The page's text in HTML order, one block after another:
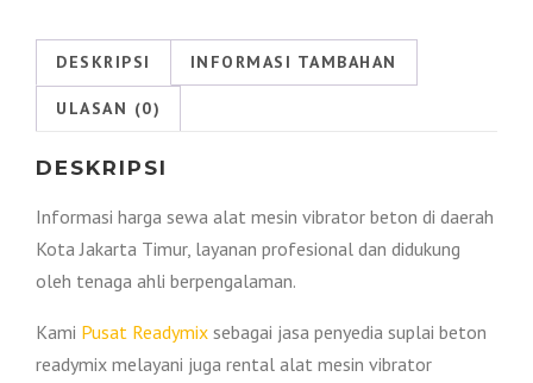
Jakarta
Timur
2026
DESKRIPSI INFORMASI TAMBAHAN
ULASAN (0)
DESKRIPSI
Informasi harga sewa alat mesin vibrator beton di daerah
Kota Jakarta Timur, layanan profesional dan didukung
oleh tenaga ahli berpengalaman.
Kami Pusat Readymix sebagai jasa penyedia suplai beton
readymix melayani juga rental alat mesin vibrator